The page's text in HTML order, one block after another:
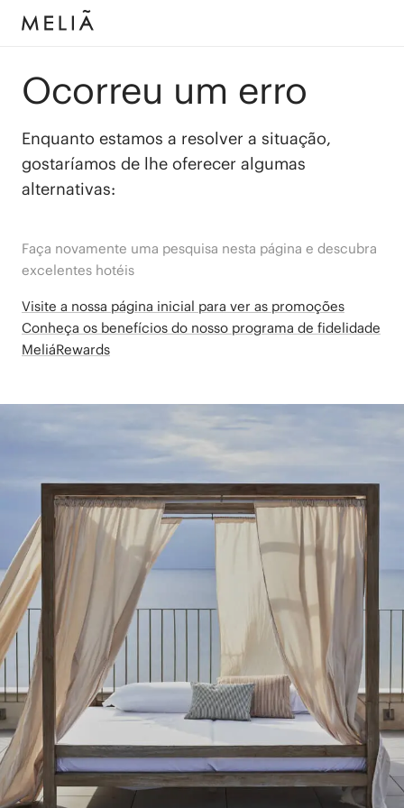
Ocorreu um erro
Enquanto estamos a resolver a situação,
gostaríamos de lhe oferecer algumas
alternativas:
Faça novamente uma pesquisa nesta página e descubra
excelentes hotéis
Visite a nossa página inicial para ver as promoções
Conheça os benefícios do nosso programa de fidelidade
MeliáRewards